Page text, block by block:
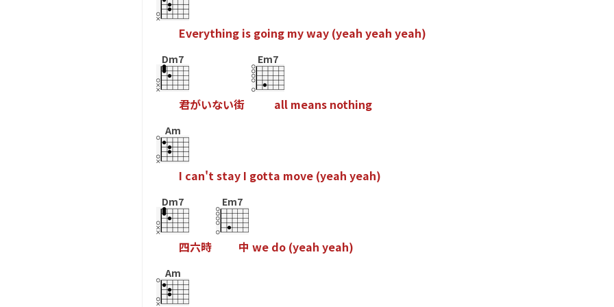
Everything is going myway (yeah yeah yeah)
Dm7
君がいない街
Em7
all means nothing
Am
I can'tstay I gotta move (yeah yeah)
Dm7
四六時
Em7
中 we do (yeah yeah)
Am